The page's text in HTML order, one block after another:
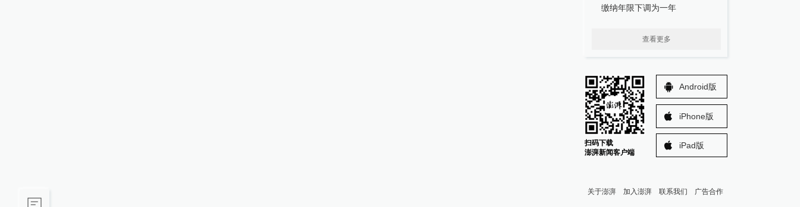
缴纳年限下调为一年
查看更多
扫码下载
澎湃新闻客户端
Android版
iPhone版
iPad版
关于澎湃 加入澎湃 联系我们 广告合作